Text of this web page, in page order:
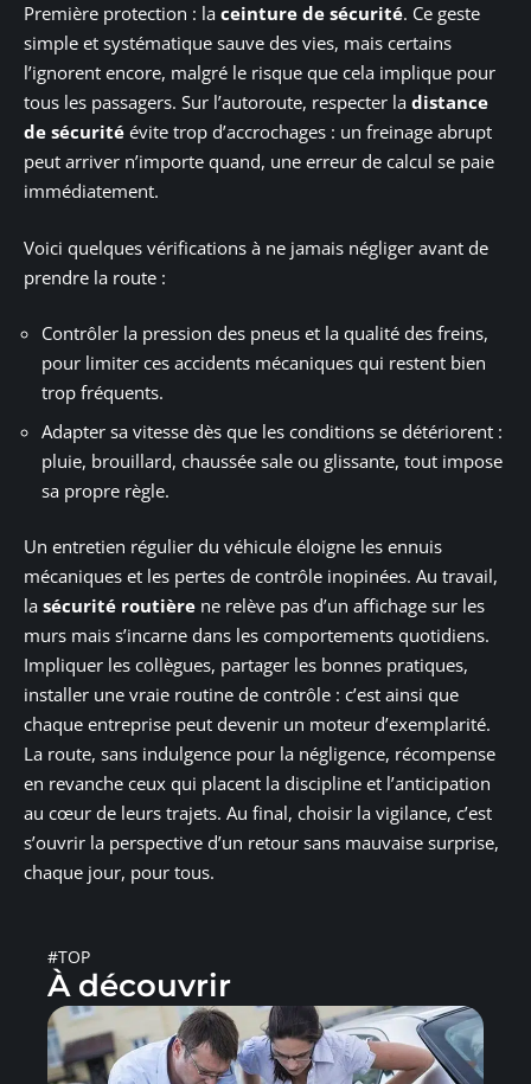
Première protection : la ceinture de sécurité. Ce geste
simple et systématique sauve des vies, mais certains
l’ignorent encore, malgré le risque que cela implique pour
tous les passagers. Sur l’autoroute, respecter la distance
de sécurité évite trop d’accrochages : un freinage abrupt
peut arriver n’importe quand, une erreur de calcul se paie
immédiatement.
Voici quelques vérifications à ne jamais négliger avant de
prendre la route :
Contrôler la pression des pneus et la qualité des freins,
pour limiter ces accidents mécaniques qui restent bien
trop fréquents.
Adapter sa vitesse dès que les conditions se détériorent :
pluie, brouillard, chaussée sale ou glissante, tout impose
sa propre règle.
Un entretien régulier du véhicule éloigne les ennuis
mécaniques et les pertes de contrôle inopinées. Au travail,
la sécurité routière ne relève pas d’un affichage sur les
murs mais s’incarne dans les comportements quotidiens.
Impliquer les collègues, partager les bonnes pratiques,
installer une vraie routine de contrôle : c’est ainsi que
chaque entreprise peut devenir un moteur d’exemplarité.
La route, sans indulgence pour la négligence, récompense
en revanche ceux qui placent la discipline et l’anticipation
au cœur de leurs trajets. Au final, choisir la vigilance, c’est
s’ouvrir la perspective d’un retour sans mauvaise surprise,
chaque jour, pour tous.
#TOP
À découvrir